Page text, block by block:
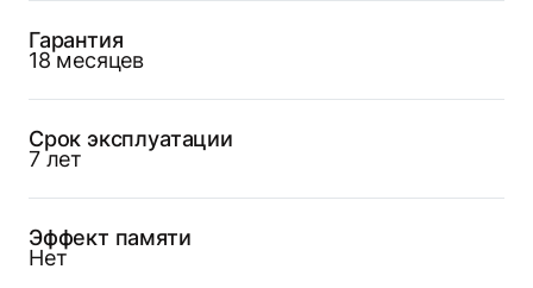
Гарантия
18 месяцев
Срок эксплуатации
7 лет
Эффект памяти
Нет